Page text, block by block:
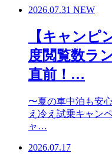
2026.07.31 NEW
【キャンピ
度閲覧数ラ
直前！…
〜夏の車中泊も安
え冷え試乗キャン
ャ…
2026.07.17